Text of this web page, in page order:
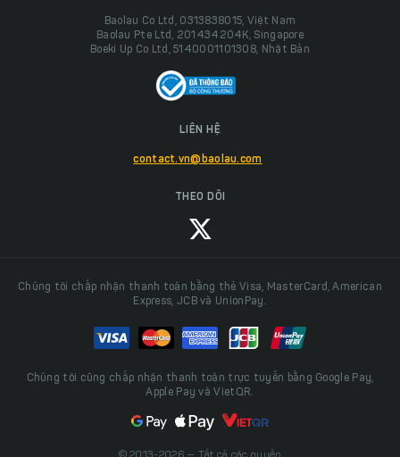
Baolau Co Ltd, 0313838015, Việt Nam
Baolau Pte Ltd, 201434204K, Singapore
Boeki Up Co Ltd, 5140001101308, Nhật Bản
LIÊN HỆ
contact.vn@baolau.com
THEO DÕI
Chúng tôi chấp nhận thanh toán bằng thẻ Visa, MasterCard, American
Express, JCB và UnionPay.
Chúng tôi cũng chấp nhận thanh toán trực tuyến bằng Google Pay,
Apple Pay và VietQR.